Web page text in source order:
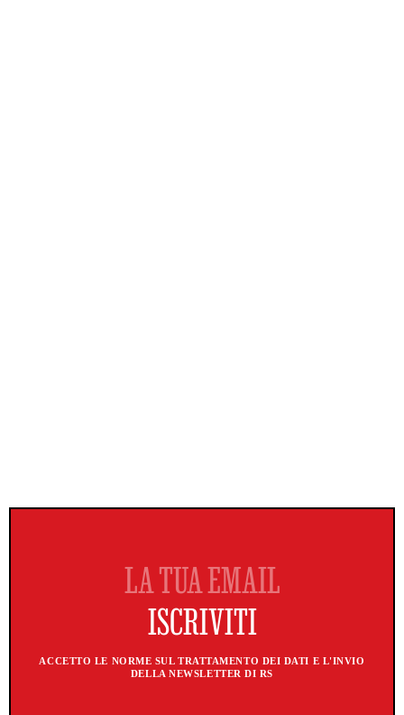
ACCETTO LE NORME SUL TRATTAMENTO DEI DATI E L'INVIO
DELLA NEWSLETTER DI RS